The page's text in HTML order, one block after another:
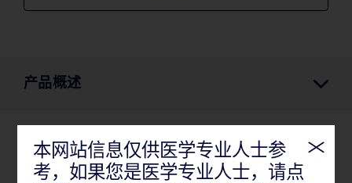
产品概述
产品概述
本网站信息仅供医学专业人士参
考，如果您是医学专业人士，请点